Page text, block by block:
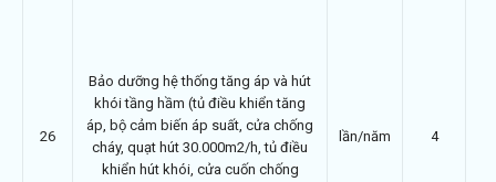
26
Bảo dưỡng hệ thống tăng áp và hút
khói tầng hầm (tủ điều khiển tăng
áp, bộ cảm biến áp suất, cửa chống
cháy, quạt hút 30.000m2/h, tủ điều
khiển hút khói, cửa cuốn chống
lần/năm 4